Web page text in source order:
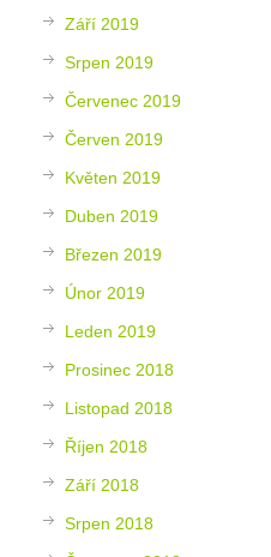
Září 2019
Srpen 2019
Červenec 2019
Červen 2019
Květen 2019
Duben 2019
Březen 2019
Únor 2019
Leden 2019
Prosinec 2018
Listopad 2018
Říjen 2018
Září 2018
Srpen 2018